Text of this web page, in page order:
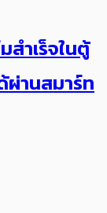
ำเร็จในตู้
ผ่านสมาร์ท